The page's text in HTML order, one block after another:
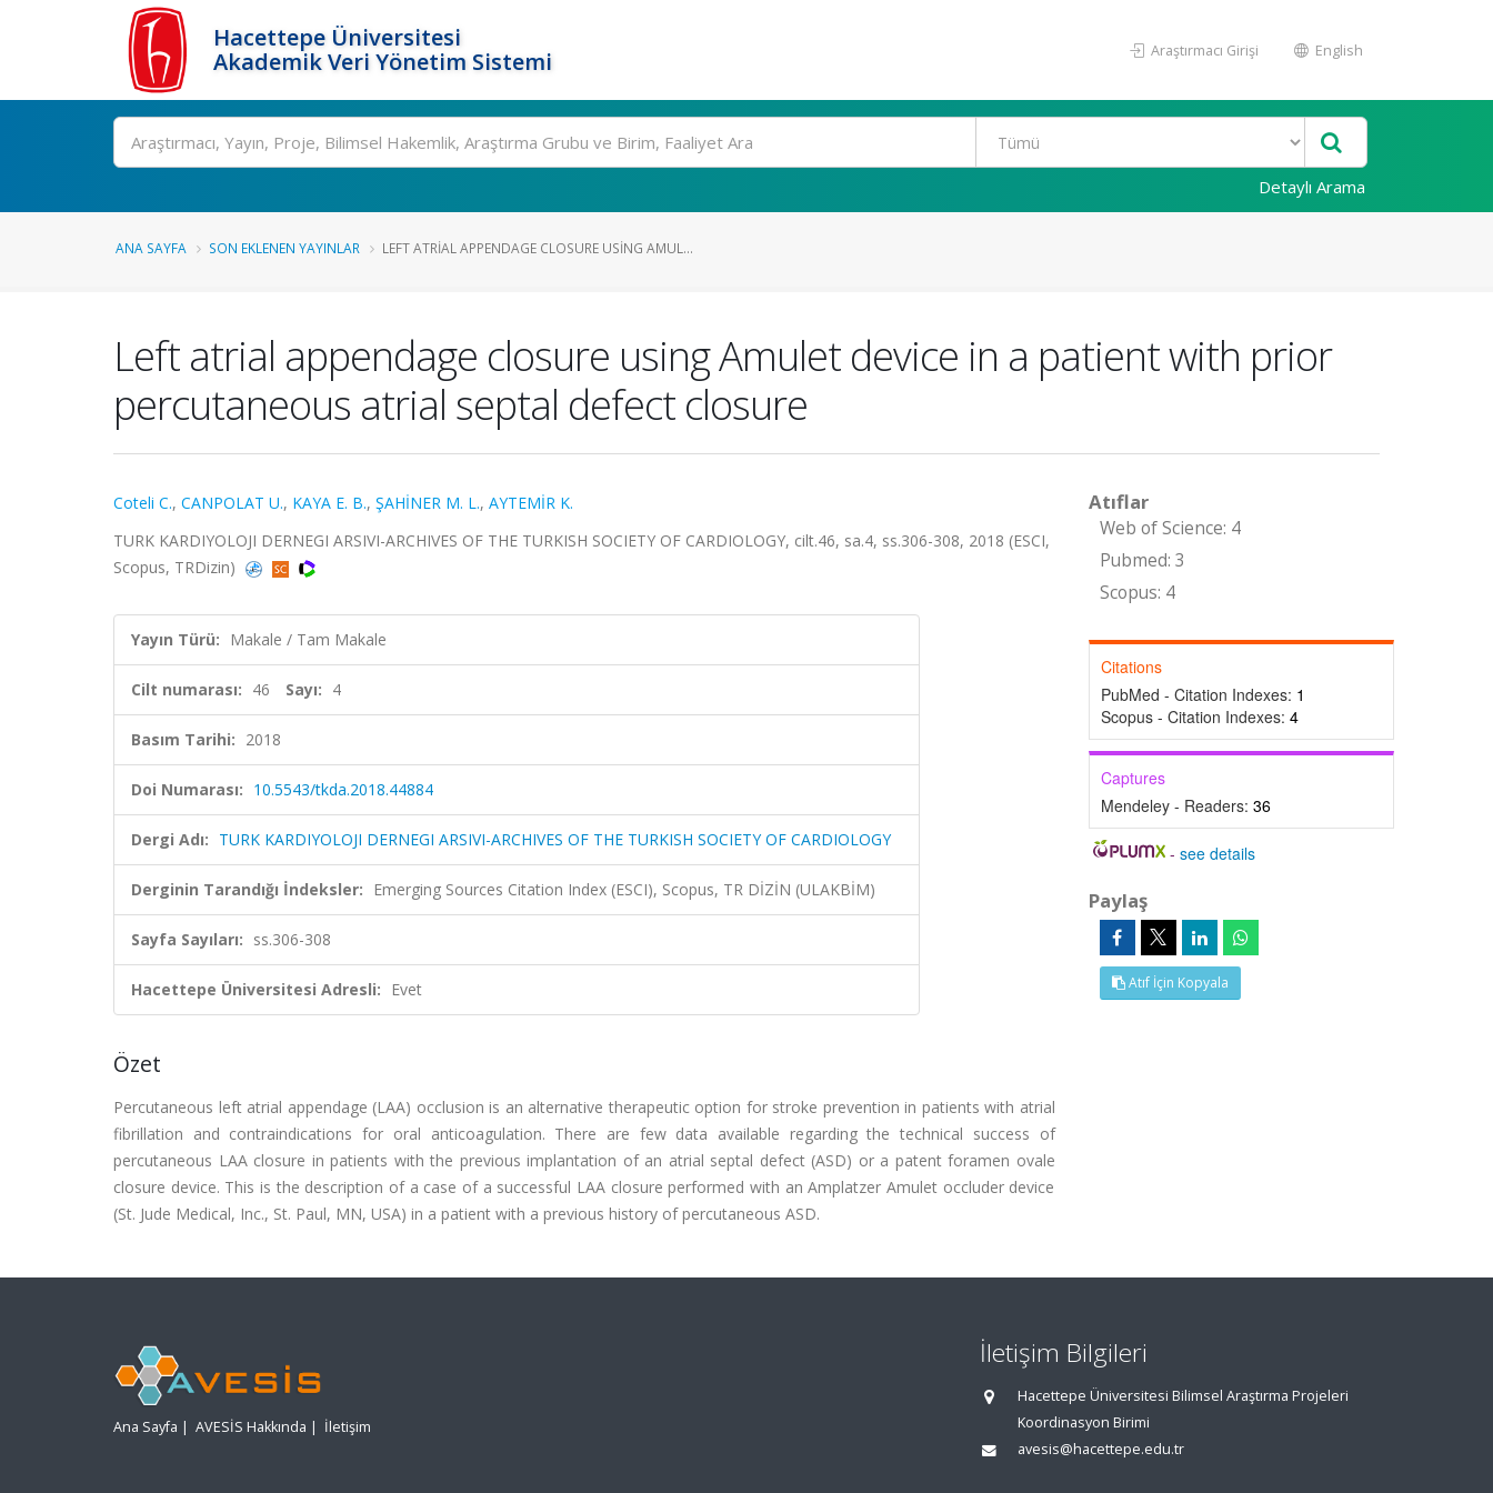
Hacettepe Üniversitesi
Akademik Veri Yönetim Sistemi
Araştırmacı Girişi English
Ara
Detaylı Arama
ANA SAYFA SON EKLENEN YAYINLAR LEFT ATRIAL APPENDAGE CLOSURE USING AMUL...
Left atrial appendage closure using Amulet device in a patient with prior
percutaneous atrial septal defect closure
Coteli C., CANPOLAT U., KAYA E. B., ŞAHİNER M. L., AYTEMİR K.
TURK KARDIYOLOJI DERNEGI ARSIVI-ARCHIVES OF THE TURKISH SOCIETY OF CARDIOLOGY, cilt.46, sa.4, ss.306-308, 2018 (ESCI,
Scopus, TRDizin)
Yayın Türü: Makale / Tam Makale
Cilt numarası: 46 Sayı: 4
Basım Tarihi: 2018
Doi Numarası: 10.5543/tkda.2018.44884
Dergi Adı: TURK KARDIYOLOJI DERNEGI ARSIVI-ARCHIVES OF THE TURKISH SOCIETY OF CARDIOLOGY
Derginin Tarandığı İndeksler: Emerging Sources Citation Index (ESCI), Scopus, TR DİZİN (ULAKBİM)
Sayfa Sayıları: ss.306-308
Hacettepe Üniversitesi Adresli: Evet
Özet
Percutaneous left atrial appendage (LAA) occlusion is an alternative therapeutic option for stroke prevention in patients with atrial
fibrillation and contraindications for oral anticoagulation. There are few data available regarding the technical success of
percutaneous LAA closure in patients with the previous implantation of an atrial septal defect (ASD) or a patent foramen ovale
closure device. This is the description of a case of a successful LAA closure performed with an Amplatzer Amulet occluder device
(St. Jude Medical, Inc., St. Paul, MN, USA) in a patient with a previous history of percutaneous ASD.
Atıflar
Web of Science: 4
Pubmed: 3
Scopus: 4
Citations
PubMed - Citation Indexes: 1
Scopus - Citation Indexes: 4
Captures
Mendeley - Readers: 36
-see details
Paylaş
Atıf İçin Kopyala
Ana Sayfa | AVESİS Hakkında | İletişim
İletişim Bilgileri
Hacettepe Üniversitesi Bilimsel Araştırma Projeleri
Koordinasyon Birimi
avesis@hacettepe.edu.tr